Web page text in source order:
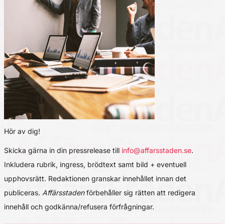
Hör av dig!
Skicka gärna in din pressrelease till info@affarsstaden.se.
Inkludera rubrik, ingress, brödtext samt bild + eventuell
upphovsrätt. Redaktionen granskar innehållet innan det
publiceras. Affärsstadenförbehåller sig rätten att redigera
innehåll och godkänna/refusera förfrågningar.